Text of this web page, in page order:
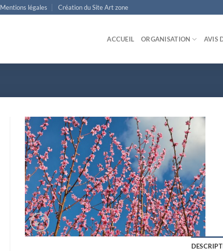
Mentions légales Création du Site Art zone
ACCUEIL ORGANISATION AVIS